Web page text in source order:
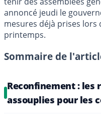
annoncé jeudi le
mesures déjà prises
printemps.
Sommaire de
Reconfinement : les
assouplies pour les